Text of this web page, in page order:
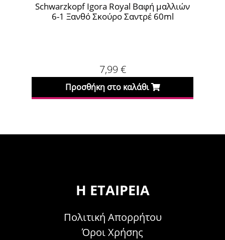
Igora Royal Βαφή μαλλιών
Σκούρο Σαντρέ 60ml
στο καλάθι
Schwarzkopf Igora
μαλλιών 7-50 Ξανθό
Η ΕΤΑΙΡΕΊΑ
Πολιτική Απορρήτου
Όροι Χρήσης